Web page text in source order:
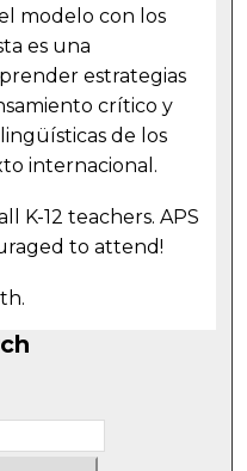
modelo con los
es una
estrategias
crítico y
de los
internacional.
K-12 teachers. APS
to attend!